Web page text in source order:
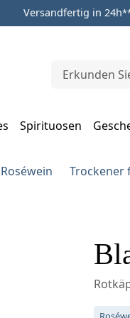
Versandfertig in 24h
Spirituosen
Trockener